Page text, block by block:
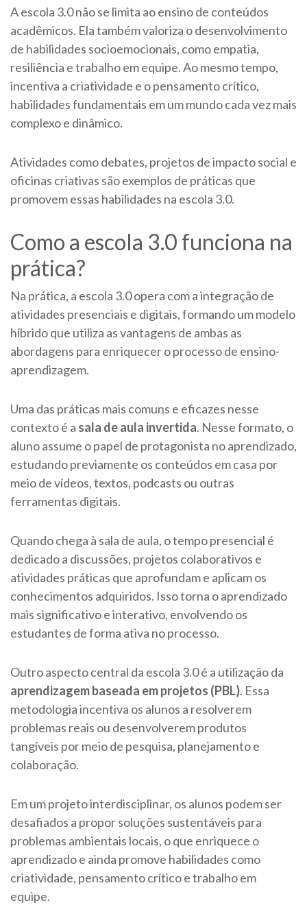
A escola 3.0 não se limita ao ensino de conteúdos
acadêmicos. Ela também valoriza o desenvolvimento
de habilidades socioemocionais, como empatia,
resiliência e trabalho em equipe. Ao mesmo tempo,
incentiva a criatividade e o pensamento crítico,
habilidades fundamentais em um mundo cada vez mais
complexo e dinâmico.
Atividades como debates, projetos de impacto social e
oficinas criativas são exemplos de práticas que
promovem essas habilidades na escola 3.0.
Como a escola 3.0 funciona na
prática?
Na prática, a escola 3.0 opera com a integração de
atividades presenciais e digitais, formando um modelo
híbrido que utiliza as vantagens de ambas as
abordagens para enriquecer o processo de ensino-
aprendizagem.
Uma das práticas mais comuns e eficazes nesse
contexto é a sala de aula invertida. Nesse formato, o
aluno assume o papel de protagonista no aprendizado,
estudando previamente os conteúdos em casa por
meio de vídeos, textos, podcasts ou outras
ferramentas digitais.
Quando chega à sala de aula, o tempo presencial é
dedicado a discussões, projetos colaborativos e
atividades práticas que aprofundam e aplicam os
conhecimentos adquiridos. Isso torna o aprendizado
mais significativo e interativo, envolvendo os
estudantes de forma ativa no processo.
Outro aspecto central da escola 3.0 é a utilização da
aprendizagem baseada em projetos (PBL). Essa
metodologia incentiva os alunos a resolverem
problemas reais ou desenvolverem produtos
tangíveis por meio de pesquisa, planejamento e
colaboração.
Em um projeto interdisciplinar, os alunos podem ser
desafiados a propor soluções sustentáveis para
problemas ambientais locais, o que enriquece o
aprendizado e ainda promove habilidades como
criatividade, pensamento crítico e trabalho em
equipe.